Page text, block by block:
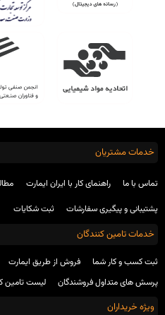
خدمات مشتریان
تماس با ما راهنمای کار با ایران ایمارت
پشتیبانی و پیگیری سفارشات
ثبت شکایات
خدمات تامین کنندگان
ثبت کسب و کار شما فروش از طریق ایمارت
پرسش های متداول فروشندگان
لیست تامین
ویژه خریداران